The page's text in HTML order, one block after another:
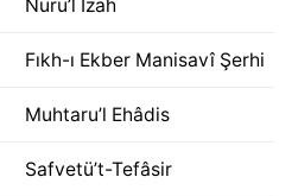
Nuru’l İzah
Fıkh-ı Ekber Manisavî Şerhi
Muhtaru’l Ehâdis
Safvetü’t-Tefâsir